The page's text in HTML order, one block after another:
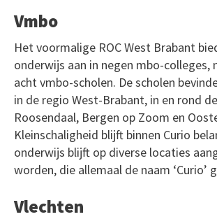
Vmbo
Het voormalige ROC West Brabant
onderwijs aan in negen mbo-colleges,
acht vmbo-scholen. De scholen
in de regio West-Brabant, in en rond
Roosendaal, Bergen op Zoom en
Kleinschaligheid blijft binnen Curio
onderwijs blijft op diverse locaties
worden, die allemaal de naam ‘Curio’
Vlechten